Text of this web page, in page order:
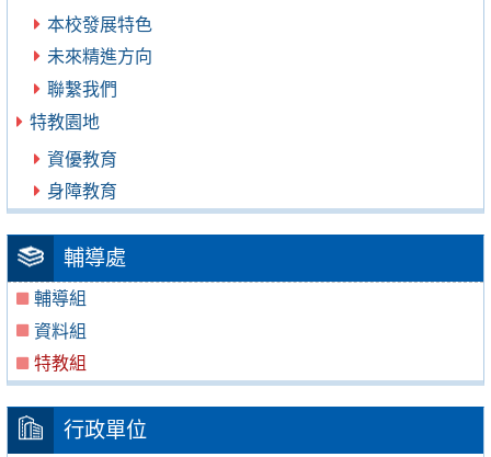
本校發展特色
未來精進方向
聯繫我們
特教園地
資優教育
身障教育
輔導處
輔導組
資料組
特教組
行政單位